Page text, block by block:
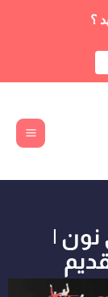
|
؟